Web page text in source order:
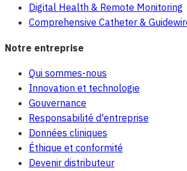
Digital Health & Remote Monitoring
Comprehensive Catheter &
Notre entreprise
Qui sommes-nous
Innovation et technologie
Gouvernance
Responsabilité d'entreprise
Données cliniques
Éthique et conformité
Devenir distributeur